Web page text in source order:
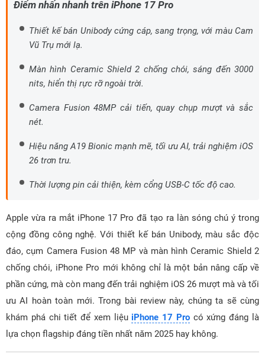
Điểm nhấn nhanh trên iPhone 17 Pro
Thiết kế bán Unibody cứng cáp, sang trọng, với màu Cam
Vũ Trụ mới lạ.
Màn hình Ceramic Shield 2 chống chói, sáng đến 3000
nits, hiển thị rực rỡ ngoài trời.
Camera Fusion 48MP cải tiến, quay chụp mượt và sắc
nét.
Hiệu năng A19 Bionic mạnh mẽ, tối ưu AI, trải nghiệm iOS
26 trơn tru.
Thời lượng pin cải thiện, kèm cổng USB-C tốc độ cao.
Apple vừa ra mắt iPhone 17 Pro đã tạo ra làn sóng chú ý trong
cộng đồng công nghệ. Với thiết kế bán Unibody, màu sắc độc
đáo, cụm Camera Fusion 48 MP và màn hình Ceramic Shield 2
chống chói, iPhone Pro mới không chỉ là một bản nâng cấp về
phần cứng, mà còn mang đến trải nghiệm iOS 26 mượt mà và tối
ưu AI hoàn toàn mới. Trong bài review này, chúng ta sẽ cùng
khám phá chi tiết để xem liệu iPhone 17 Procó xứng đáng là
lựa chọn flagship đáng tiền nhất năm 2025 hay không.